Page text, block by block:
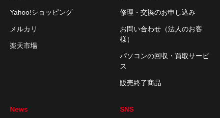
Yahoo!ショッピング
メルカリ
楽天市場
修理・交換のお申し込み
お問い合わせ（法人のお客
様）
パソコンの回収・買取サービ
ス
販売終了商品
News SNS